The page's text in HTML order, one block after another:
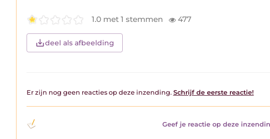
1.0 met 1 stemmen 477
deel als afbeelding
Er zijn nog geen reacties op deze inzending. Schrijf de eerste reactie!
Geef je reactie op deze